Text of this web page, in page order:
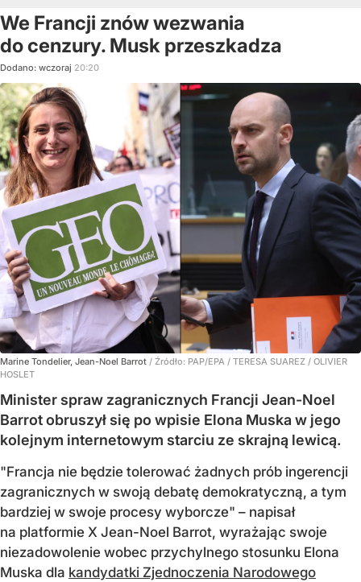
We Francji znów wezwania
do cenzury. Musk przeszkadza
Dodano: wczoraj 20:20
Marine Tondelier, Jean-Noel Barrot / Źródło: PAP/EPA / TERESA SUAREZ / OLIVIER
HOSLET
Minister spraw zagranicznych Francji Jean-Noel
Barrot obruszył się po wpisie Elona Muska w jego
kolejnym internetowym starciu ze skrajną lewicą.
"Francja nie będzie tolerować żadnych prób ingerencji
zagranicznych w swoją debatę demokratyczną, a tym
bardziej w swoje procesy wyborcze" – napisał
na platformie X Jean-Noel Barrot, wyrażając swoje
niezadowolenie wobec przychylnego stosunku Elona
Muska dla kandydatki Zjednoczenia Narodowego